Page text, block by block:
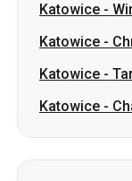
Katowice -
Katowice -
Katowice -
Katowice -